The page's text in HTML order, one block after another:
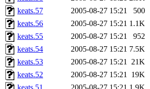
keats.57
2005-08-27 15:21
500
keats.56
2005-08-27 15:21 1.1K
keats.55
2005-08-27 15:21
952
keats.54
2005-08-27 15:21 7.5K
keats.53
2005-08-27 15:21 21K
keats.52
2005-08-27 15:21 19K